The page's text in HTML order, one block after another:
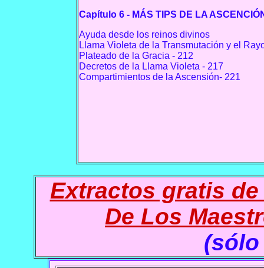
Capítulo 6 - MÁS TIPS DE LA
Ayuda desde los reinos divinos
Llama Violeta de la Transmutación y el
Plateado de la Gracia - 212
Decretos de la Llama Violeta - 217
Compartimientos de la Ascensión- 221
Extractos gratis
De Los